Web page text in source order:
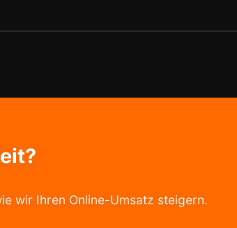
wir Ihren Online-Umsatz steigern.